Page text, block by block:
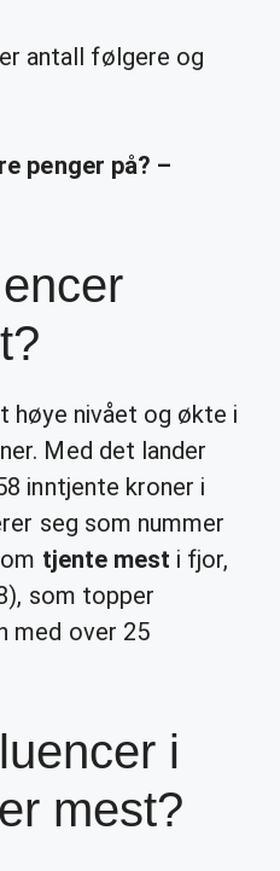
antall følgere og
penger på? –
høye nivået og økte i
Med det lander
inntjente kroner i
seg som nummer
tjente mest i fjor,
som topper
med over 25
i
mest?